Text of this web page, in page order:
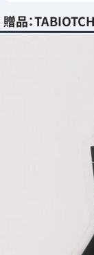
贈品：